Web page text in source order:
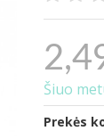
Šiuo
Prekės